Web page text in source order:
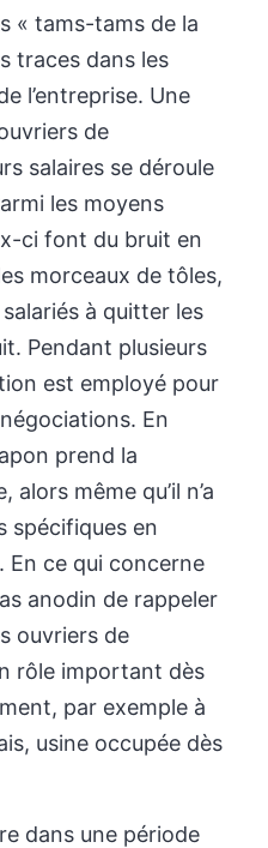
« tams-tams de la
traces dans les
l’entreprise. Une
de
salaires se déroule
les moyens
ci font du bruit en
morceaux de tôles,
à quitter les
Pendant plusieurs
est employé pour
En
prend la
même qu’il n’a
spécifiques en
En ce qui concerne
anodin de rappeler
ouvriers de
rôle important dès
par exemple à
usine occupée dès
dans une période